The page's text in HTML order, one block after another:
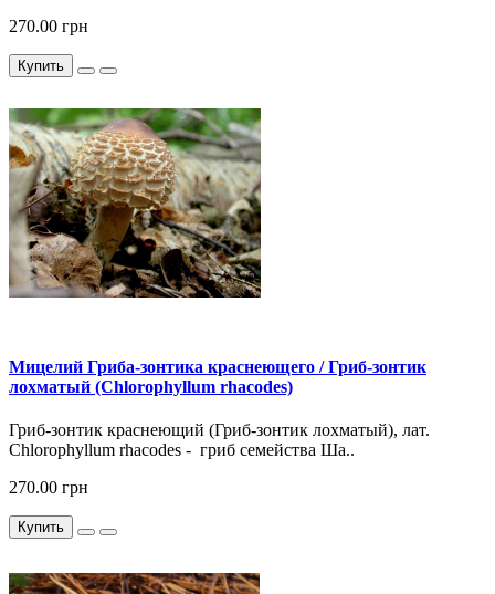
270.00 грн
Купить
Мицелий Гриба-зонтика краснеющего / Гриб-зонтик
лохматый (Chlorophyllum rhacodes)
Гриб-зонтик краснеющий (Гриб-зонтик лохматый), лат.
Chlorophyllum rhacodes - гриб семейства Ша..
270.00 грн
Купить